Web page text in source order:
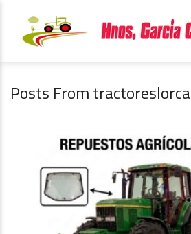
Posts From tractoreslorca